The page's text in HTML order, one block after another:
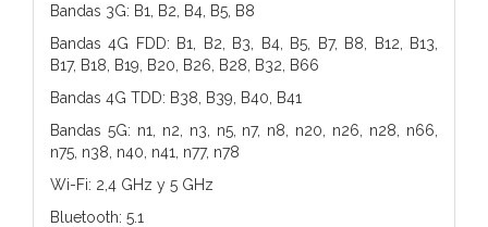
Bandas 3G: B1, B2, B4, B5, B8
Bandas 4G FDD: B1, B2, B3, B4, B5, B7, B8, B12, B13,
B17, B18, B19, B20, B26, B28, B32, B66
Bandas 4G TDD: B38, B39, B40, B41
Bandas 5G: n1, n2, n3, n5, n7, n8, n20, n26, n28, n66,
n75, n38, n40, n41, n77, n78
Wi-Fi: 2,4 GHz y 5 GHz
Bluetooth: 5.1